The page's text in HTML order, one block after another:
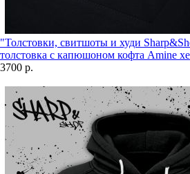
"Толстовки, свитшоты и худи
толстовка с капюшоном кофта Amine
3700 р.